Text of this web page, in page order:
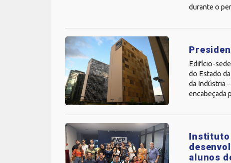
durante o
Edifício-
do Estado
da Indústria
encabeçada
Instituto
alunos